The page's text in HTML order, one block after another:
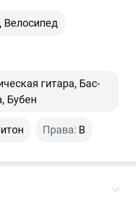
Велосипед
гитара, Бас-
Бубен
Права: B